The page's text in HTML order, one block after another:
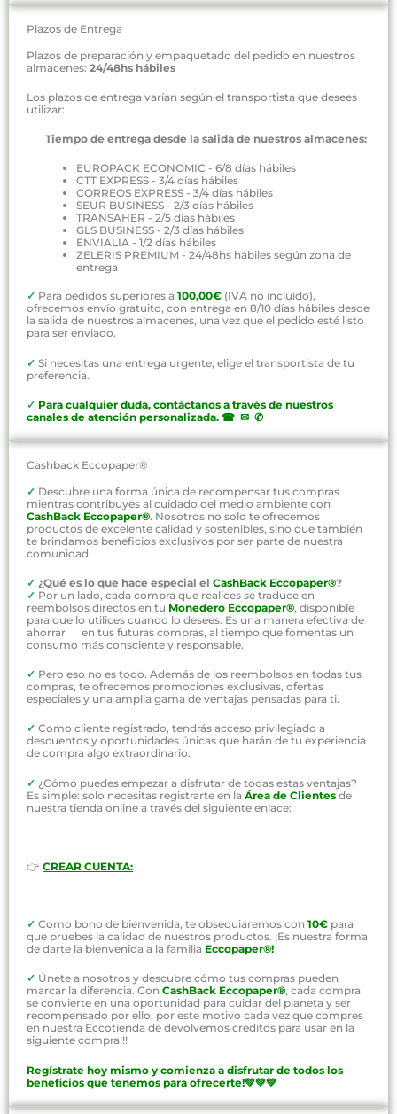
Plazos de Entrega
Plazos de preparación y empaquetado del pedido en nuestros
almacenes: 24/48hs hábiles
Los plazos de entrega varían según el transportista que desees
utilizar:
Tiempo de entrega desde la salida de nuestros almacenes:
EUROPACK ECONOMIC - 6/8 días hábiles
CTT EXPRESS - 3/4 días hábiles
CORREOS EXPRESS - 3/4 días hábiles
SEUR BUSINESS - 2/3 días hábiles
TRANSAHER - 2/5 días hábiles
GLS BUSINESS - 2/3 días hábiles
ENVIALIA - 1/2 días hábiles
ZELERIS PREMIUM - 24/48hs hábiles según zona de
entrega
✓ Para pedidos superiores a 100,00€ (IVA no incluído),
ofrecemos envío gratuito, con entrega en 8/10 días hábiles desde
la salida de nuestros almacenes, una vez que el pedido esté listo
para ser enviado.
✓ Si necesitas una entrega urgente, elige el transportista de tu
preferencia.
✓ Para cualquier duda, contáctanos a través de nuestros
canales de atención personalizada. ☎ ✉ ✆
Cashback Eccopaper®
✓ Descubre una forma única de recompensar tus compras
mientras contribuyes al cuidado del medio ambiente con
CashBack Eccopaper®. Nosotros no solo te ofrecemos
productos de excelente calidad y sostenibles, sino que también
te brindamos beneficios exclusivos por ser parte de nuestra
comunidad.
✓ ¿Qué es lo que hace especial el CashBack Eccopaper®?
✓ Por un lado, cada compra que realices se traduce en
reembolsos directos en tu Monedero Eccopaper®, disponible
para que lo utilices cuando lo desees. Es una manera efectiva de
ahorrar en tus futuras compras, al tiempo que fomentas un
consumo más consciente y responsable.
✓ Pero eso no es todo. Además de los reembolsos en todas tus
compras, te ofrecemos promociones exclusivas, ofertas
especiales y una amplia gama de ventajas pensadas para ti.
✓ Como cliente registrado, tendrás acceso privilegiado a
descuentos y oportunidades únicas que harán de tu experiencia
de compra algo extraordinario.
✓ ¿Cómo puedes empezar a disfrutar de todas estas ventajas?
Es simple: solo necesitas registrarte en la Área de Clientes de
nuestra tienda online a través del siguiente enlace:
👉 CREAR CUENTA:
✓ Como bono de bienvenida, te obsequiaremos con 10€ para
que pruebes la calidad de nuestros productos. ¡Es nuestra forma
de darte la bienvenida a la familia Eccopaper®!
✓ Únete a nosotros y descubre cómo tus compras pueden
marcar la diferencia. Con CashBack Eccopaper®, cada compra
se convierte en una oportunidad para cuidar del planeta y ser
recompensado por ello, por este motivo cada vez que compres
en nuestra Eccotienda de devolvemos creditos para usar en la
siguiente compra!!!
Regístrate hoy mismo y comienza a disfrutar de todos los
beneficios que tenemos para ofrecerte!💚💚💚